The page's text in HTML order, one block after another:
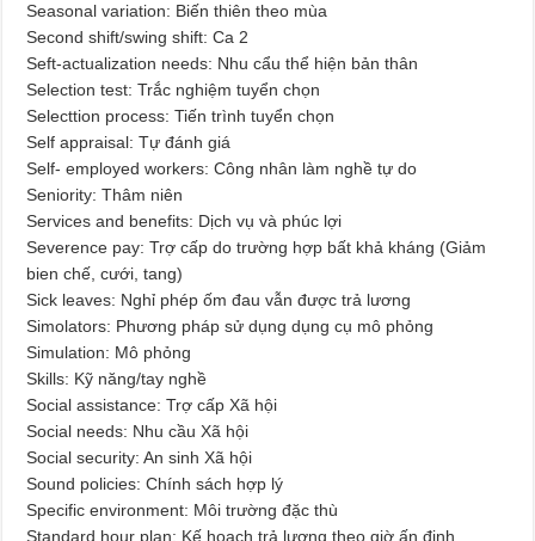
Seasonal variation: Biến thiên theo mùa
Second shift/swing shift: Ca 2
Seft-actualization needs: Nhu cẩu thể hiện bản thân
Selection test: Trắc nghiệm tuyển chọn
Selecttion process: Tiến trình tuyển chọn
Self appraisal: Tự đánh giá
Self- employed workers: Công nhân làm nghề tự do
Seniority: Thâm niên
Services and benefits: Dịch vụ và phúc lợi
Severence pay: Trợ cấp do trường hợp bất khả kháng (Giảm
bien chế, cưới, tang)
Sick leaves: Nghỉ phép ốm đau vẫn được trả lương
Simolators: Phương pháp sử dụng dụng cụ mô phỏng
Simulation: Mô phỏng
Skills: Kỹ năng/tay nghề
Social assistance: Trợ cấp Xã hội
Social needs: Nhu cầu Xã hội
Social security: An sinh Xã hội
Sound policies: Chính sách hợp lý
Specific environment: Môi trường đặc thù
Standard hour plan: Kế hoạch trả lương theo giờ ấn định